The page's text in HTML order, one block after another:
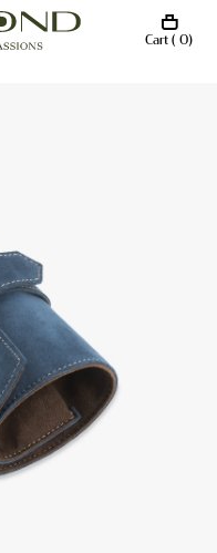
Cart ( 0)